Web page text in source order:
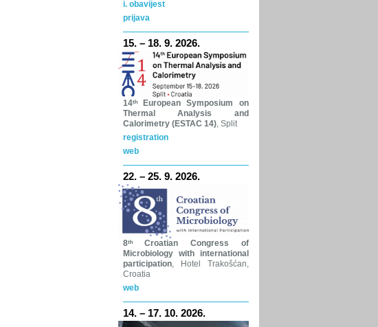
i. obavijest
prijava
15. – 18. 9. 2026.
14ᵗʰEuropean Symposium on
Thermal Analysis and
Calorimetry (ESTAC 14), Split
registration
web
22. – 25. 9. 2026.
8ᵗʰCroatian Congress of
Microbiology with international
participation, Hotel Trakošćan,
Croatia
web
14. – 17. 10. 2026.